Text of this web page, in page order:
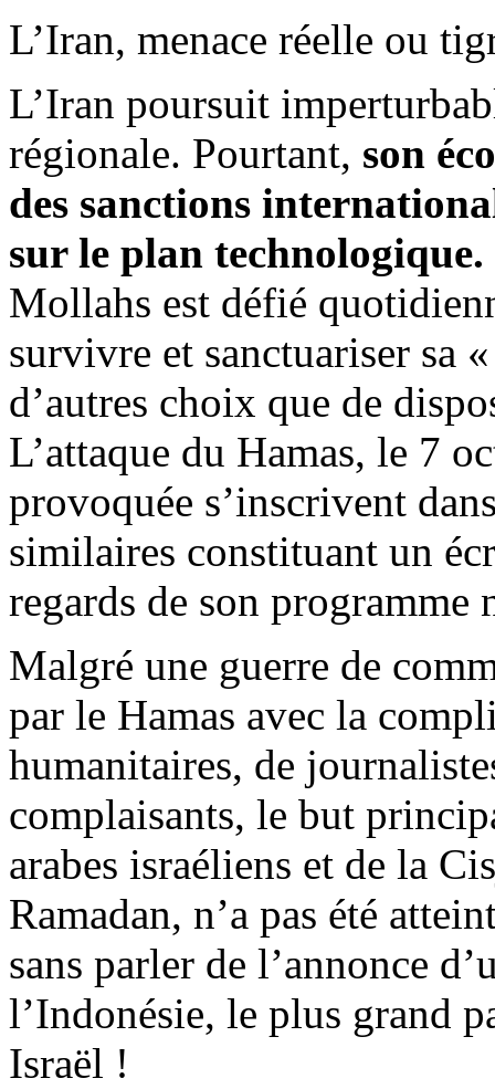
L’Iran, menace réelle ou
L’Iran poursuit
régionale. Pourtant, son
des sanctions
sur le plan technologique.
Mollahs est défié
survivre et sanctuariser sa
d’autres choix que de
L’attaque du Hamas, le 7
provoquée s’inscrivent
similaires constituant un
regards de son programme
Malgré une guerre de
par le Hamas avec la
humanitaires, de
complaisants, le but
arabes israéliens et de la
Ramadan, n’a pas été
sans parler de l’annonce
l’Indonésie, le plus grand
Israël !